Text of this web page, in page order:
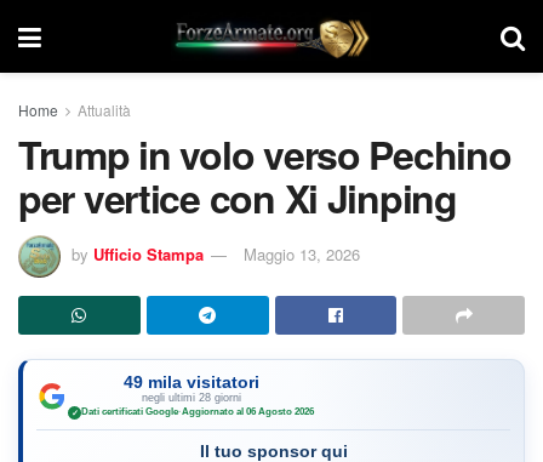
Home Attualità
Trump in volo verso Pechino
per vertice con Xi Jinping
by Ufficio Stampa Maggio 13, 2026
49 mila visitatori
negli ultimi 28 giorni
✓ Dati certificati Google·Aggiornato al 06 Agosto 2026
Il tuo sponsor qui